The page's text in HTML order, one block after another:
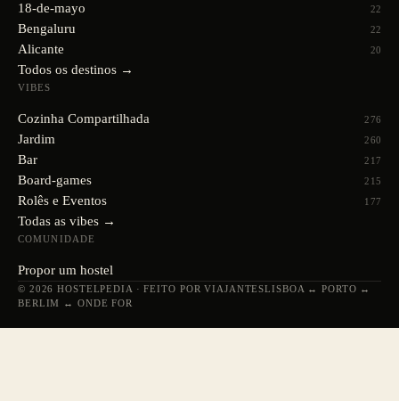
18-de-mayo 22
Bengaluru 22
Alicante 20
Todos os destinos →
VIBES
Cozinha Compartilhada 276
Jardim 260
Bar 217
Board-games 215
Rolês e Eventos 177
Todas as vibes →
COMUNIDADE
Propor um hostel
© 2026 HOSTELPEDIA · FEITO POR VIAJANTESLISBOA ↔ PORTO ↔
BERLIM ↔ ONDE FOR